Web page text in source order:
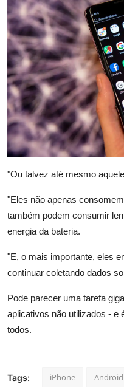
"Ou talvez até mesmo
"Eles não apenas
também podem consumir
energia da bateria.
"E, o mais importante, eles
continuar coletando dados
Pode parecer uma tarefa
aplicativos não utilizados - e
todos.
Tags: iPhone Android